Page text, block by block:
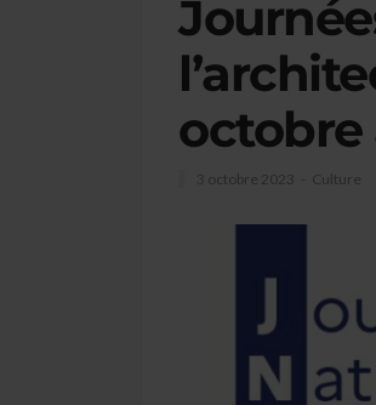
3 octobre 2023 Culture